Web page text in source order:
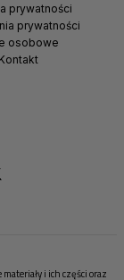
prywatności
prywatności
osobowe
Kontakt
i ich części oraz